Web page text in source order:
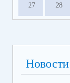
27 28